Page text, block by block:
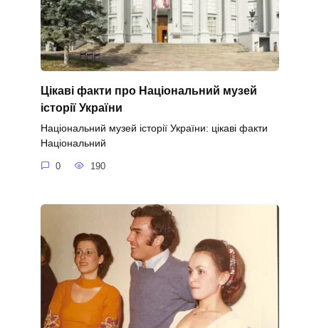
Цікаві факти про Національний музей
історії України
Національний музей історії України: цікаві факти
Національний
0 190